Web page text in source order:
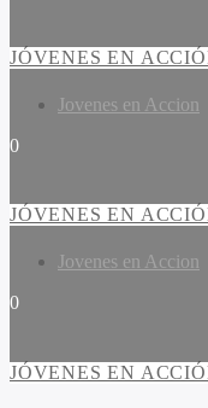
JÓVENES EN
Jovenes en Accion
0
JÓVENES EN
Jovenes en Accion
0
JÓVENES EN